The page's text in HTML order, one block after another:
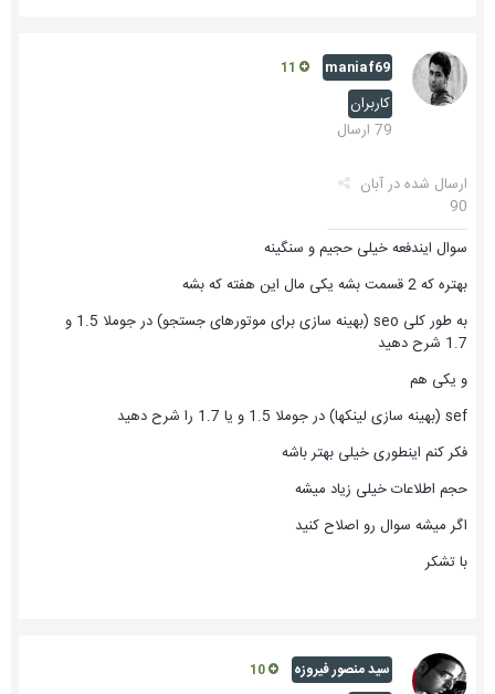
maniaf69
کاربران
79 ارسال
ارسال شده درآبان
90
سوال ایندفعه خیلی حجیم و سنگینه
بهتره که 2 قسمت بشه یکی مال این هفته که بشه
به طور کلی seo (بهینه سازی برای موتورهای جستجو) در جوملا 1.5 و
1.7 شرح دهید
و یکی هم
sef (بهینه سازی لینکها) در جوملا 1.5 و یا 1.7 را شرح دهید
فکر کنم اینطوری خیلی بهتر باشه
حجم اطلاعات خیلی زیاد میشه
اگر میشه سوال رو اصلاح کنید
با تشکر
سید منصور فیروزه